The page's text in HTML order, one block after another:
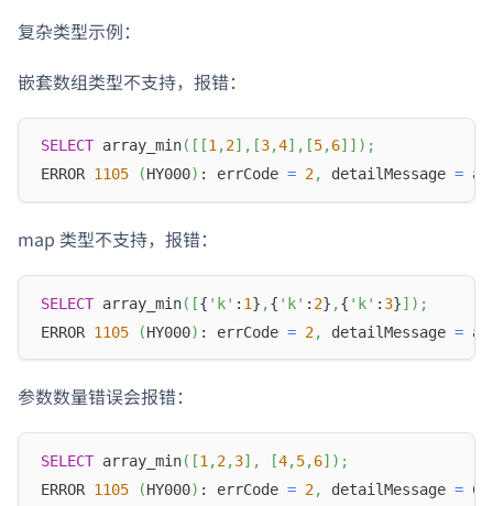
复杂类型示例：
嵌套数组类型不支持，报错：
SELECT array_min( [ [1,2] , [3,4] , [5,6] ] ) ;
ERROR 1105 (HY000) : errCode = 2, detailMessage =
map 类型不支持，报错：
SELECT array_min( [{ 'k' : 1} ,{ 'k' : 2} ,{ 'k' : 3}] ) ;
ERROR 1105 (HY000) : errCode = 2, detailMessage =
参数数量错误会报错：
SELECT array_min( [1 ,2,3] , [4,5,6] ) ;
ERROR 1105 (HY000) : errCode = 2, detailMessage =